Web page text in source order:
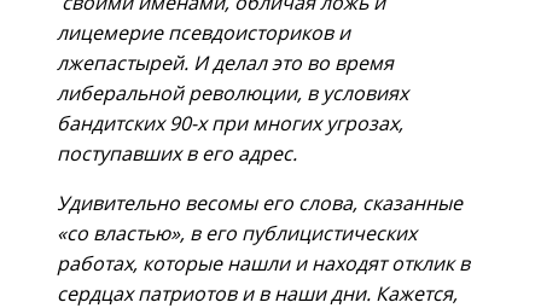
лицемерие псевдоисториков и
лжепастырей. И делал это во время
либеральной революции, в условиях
бандитских 90-х при многих угрозах,
поступавших в его адрес.
Удивительно весомы его слова, сказанные
«со властью», в его публицистических
работах, которые нашли и находят отклик в
сердцах патриотов и в наши дни. Кажется,